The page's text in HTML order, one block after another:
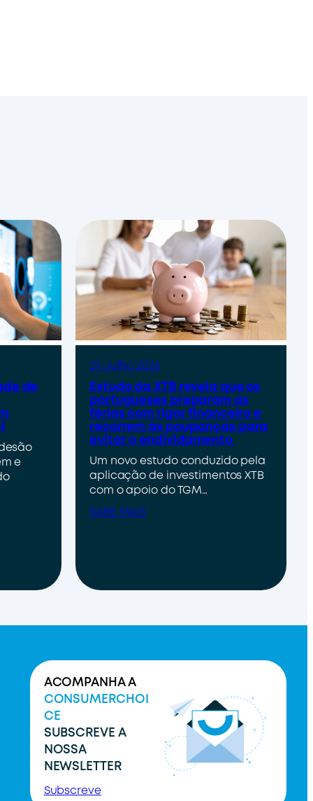
de
e
29 Julho 2026
Estudo da XTB revela que os
portugueses preparam as
férias com rigor financeiro e
recorrem às poupanças para
evitar o endividamento
Um novo estudo conduzido pela
aplicação de investimentos XTB
com o apoio do TGM…
SABE MAIS
ACOMPANHA A
CONSUMERCHOI
CE
SUBSCREVE A
NOSSA
NEWSLETTER
Subscreve